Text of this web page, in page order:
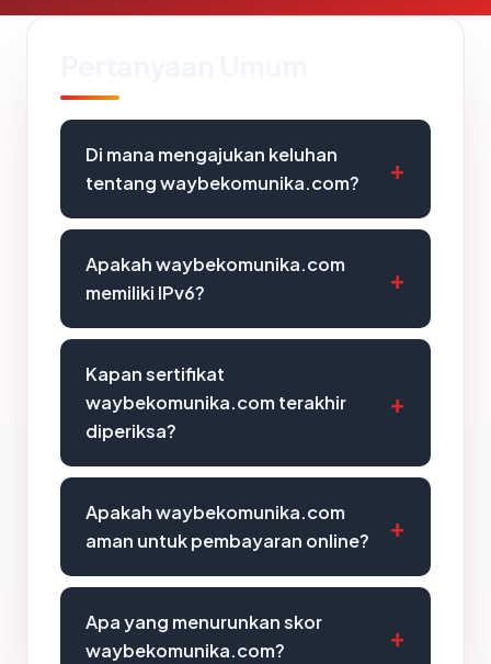
Di mana mengajukan keluhan
tentang waybekomunika.com?
Apakah waybekomunika.com
memiliki IPv6?
Kapan sertifikat
waybekomunika.com terakhir
diperiksa?
Apakah waybekomunika.com
aman untuk pembayaran online?
Apa yang menurunkan skor
waybekomunika.com?